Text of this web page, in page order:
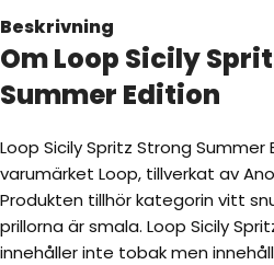
Beskrivning
Om Loop Sicily
Summer Edition
Loop Sicily Spritz Strong
varumärket Loop, tillverkat av
Produkten tillhör kategorin vitt
prillorna är smala. Loop Sicily
innehåller inte tobak men